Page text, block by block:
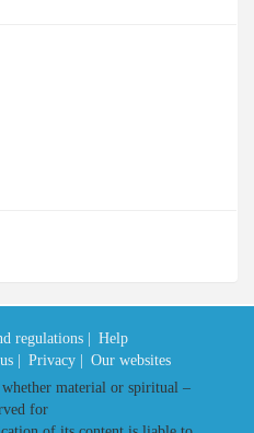
regulations |
Help
| Privacy |
Our websites
material or spiritual –
for